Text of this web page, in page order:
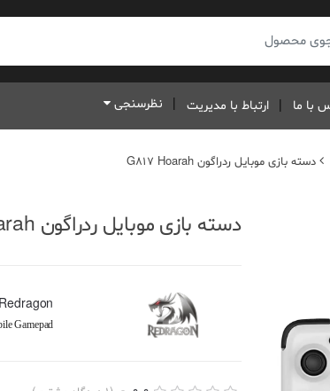
با ما ارتباط با مدیریت نظرسنجی
دسته بازی موبایل ردراگون G817 Hoarah
دسته بازی موبایل ردراگون G817 Hoarah
Redragon | دسته بازی
Gamepad